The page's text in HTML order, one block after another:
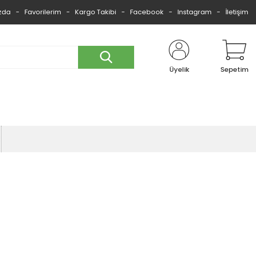
Favorilerim Kargo Takibi Facebook Instagram İletişim
Üyelik Sepetim